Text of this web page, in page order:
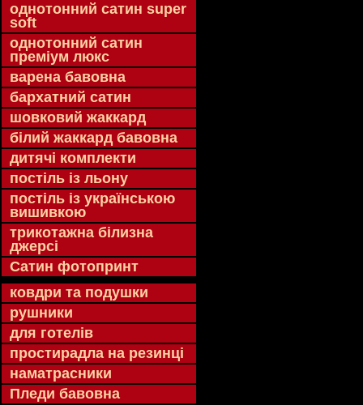
однотонний сатин super
soft
однотонний сатин
преміум люкс
варена бавовна
бархатний сатин
шовковий жаккард
білий жаккард бавовна
дитячі комплекти
постіль із льону
постіль із українською
вишивкою
трикотажна білизна
джерсі
Сатин фотопринт
ковдри та подушки
рушники
для готелів
простирадла на резинці
наматрасники
Пледи бавовна